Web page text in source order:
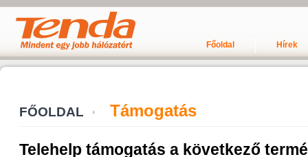
Főoldal Hírek
FŐOLDAL Támogatás
Telehelp támogatás a következő